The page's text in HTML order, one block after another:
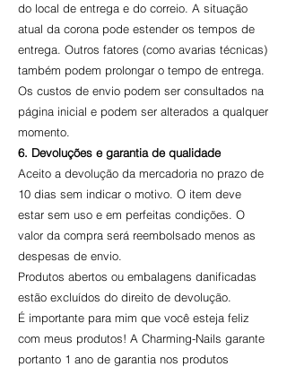
do local de entrega e do correio. A situação
atual da corona pode estender os tempos de
entrega. Outros fatores (como avarias técnicas)
também podem prolongar o tempo de entrega.
Os custos de envio podem ser consultados na
página inicial e podem ser alterados a qualquer
momento.
6. Devoluções e garantia de qualidade
Aceito a devolução da mercadoria no prazo de
10 dias sem indicar o motivo. O item deve
estar sem uso e em perfeitas condições. O
valor da compra será reembolsado menos as
despesas de envio.
Produtos abertos ou embalagens danificadas
estão excluídos do direito de devolução.
É importante para mim que você esteja feliz
com meus produtos! A Charming-Nails garante
portanto 1 ano de garantia nos produtos